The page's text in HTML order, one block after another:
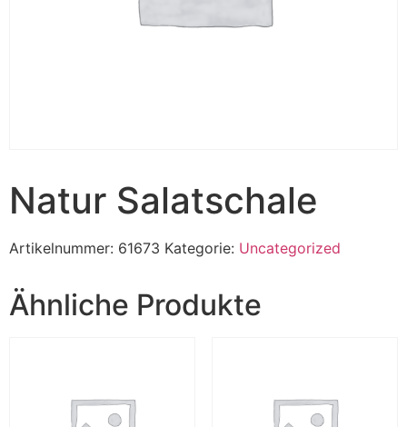
Natur Salatschale
Artikelnummer: 61673 Kategorie: Uncategorized
Ähnliche Produkte